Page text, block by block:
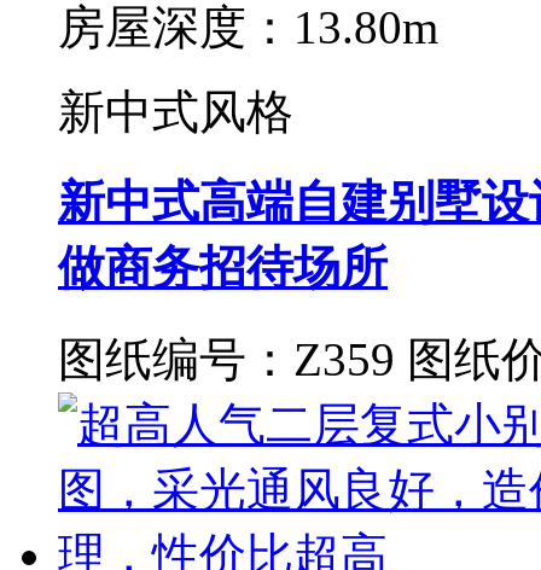
房屋深度：13.80m
新中式风格
新中式高端自建别墅
做商务招待场所
图纸编号：Z359 图纸